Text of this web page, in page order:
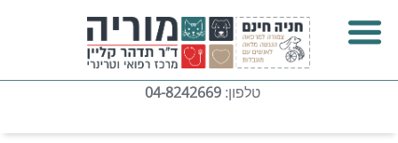
טלפון: 04-8242669